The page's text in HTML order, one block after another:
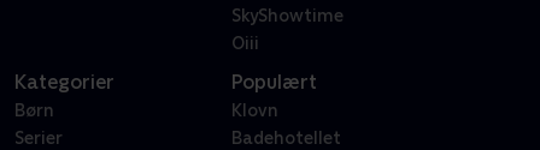
SkyShowtime
Oiii
Kategorier
Børn
Serier
Populært
Klovn
Badehotellet